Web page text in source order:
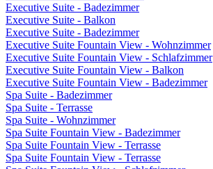
Executive Suite - Badezimmer
Executive Suite - Balkon
Executive Suite - Badezimmer
Executive Suite Fountain View - Wohnzimmer
Executive Suite Fountain View - Schlafzimmer
Executive Suite Fountain View - Balkon
Executive Suite Fountain View - Badezimmer
Spa Suite - Badezimmer
Spa Suite - Terrasse
Spa Suite - Wohnzimmer
Spa Suite Fountain View - Badezimmer
Spa Suite Fountain View - Terrasse
Spa Suite Fountain View - Terrasse